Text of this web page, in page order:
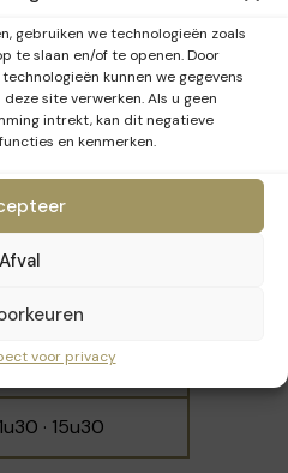
gebruiken we technologieën zoals
te slaan en/of te openen. Door
kunnen we gegevens
site verwerken. Als u geen
intrekt, kan dit negatieve
en kenmerken.
Afval
voor privacy
· 16u00
maart 2026
Tijdstippen
· 14u30 · 16u00
· 14u00
· 15u30